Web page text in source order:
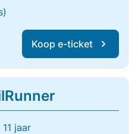
Koop e-ticket
jaar